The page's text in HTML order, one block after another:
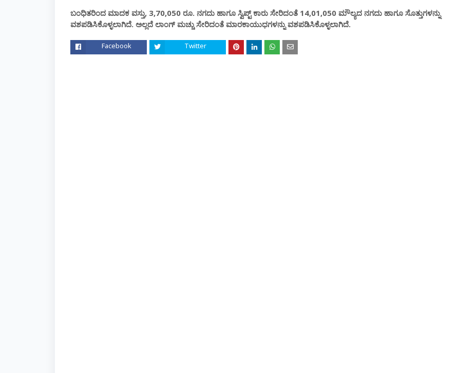
ಬಂಧಿತರಿಂದ ಮಾದಕ ವಸ್ತು, 3,70,050 ರೂ. ನಗದು ಹಾಗೂ ಸ್ವಿಪ್ಟ್ ಕಾರು ಸೇರಿದಂತೆ 14,01,050 ಮೌಲ್ಯದ ನಗದು ಹಾಗೂ ಸೊತ್ತುಗಳನ್ನು
ವಶಪಡಿಸಿಕೊಳ್ಳಲಾಗಿದೆ. ಅಲ್ಲದೆ ಲಾಂಗ್ ಮಚ್ಚು ಸೇರಿದಂತೆ ಮಾರಕಾಯುಧಗಳನ್ನು ವಶಪಡಿಸಿಕೊಳ್ಳಲಾಗಿದೆ.
Facebook Twitter